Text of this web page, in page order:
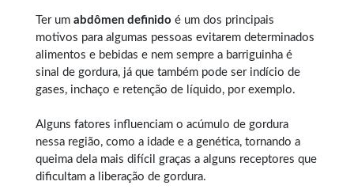
Ter um abdômen definido é um dos principais
motivos para algumas pessoas evitarem determinados
alimentos e bebidas e nem sempre a barriguinha é
sinal de gordura, já que também pode ser indício de
gases, inchaço e retenção de líquido, por exemplo.
Alguns fatores influenciam o acúmulo de gordura
nessa região, como a idade e a genética, tornando a
queima dela mais difícil graças a alguns receptores que
dificultam a liberação de gordura.